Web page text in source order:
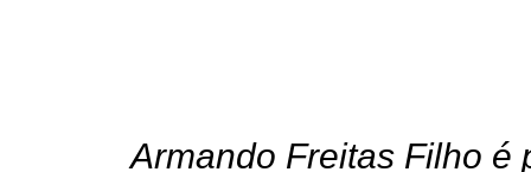
Armando Freitas Filho é